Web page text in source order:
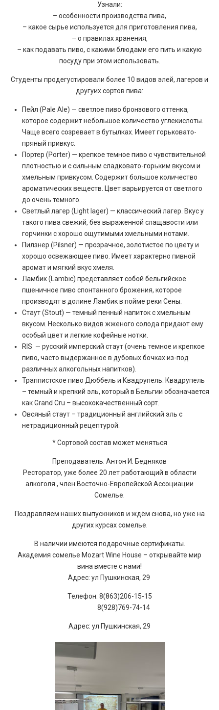
Узнали:
– особенности производства пива,
– какое сырье используется для приготовления пива,
– о правилах хранения,
– как подавать пиво, с какими блюдами его пить и какую
посуду при этом использовать.
Студенты продегустировали более 10 видов элей, лагеров и
другуих сортов пива:
Пейл (Pale Ale) — светлое пиво бронзового оттенка,
которое содержит небольшое количество углекислоты.
Чаще всего созревает в бутылках. Имеет горьковато-
пряный привкус.
Портер (Porter) — крепкое темное пиво с чувствительной
плотностью и с сильным сладковато-горьким вкусом и
хмельным привкусом. Содержит большое количество
ароматических веществ. Цвет варьируется от светлого
до очень темного.
Светлый лагер (Light lager) — классический лагер. Вкус у
такого пива свежий, без выраженной слащавости или
горчинки с хорошо ощутимыми хмельными нотами.
Пилзнер (Pilsner) — прозрачное, золотистое по цвету и
хорошо освежающее пиво. Имеет характерно пивной
аромат и мягкий вкус хмеля.
Ламбик (Lambic) представляет собой бельгийское
пшеничное пиво спонтанного брожения, которое
производят в долине Ламбик в пойме реки Сены.
Стаут (Stout) — темный пенный напиток с хмельным
вкусом. Несколько видов жженого солода придают ему
особый цвет и легкие кофейные нотки.
RIS — русский имперский стаут (очень темное и крепкое
пиво, часто выдержанное в дубовых бочках из-под
различных алкогольных напитков).
Траппистское пиво Дюббель и Квадрупель. Квадрупель
– темный и крепкий эль, который в Бельгии обозначается
как Grand Cru – высококачественный сорт.
Овсяный стаут – традиционный английский эль с
нетрадиционный рецептурой.
* Сортовой состав может меняться
Преподаватель: Антон И. Бедняков
Ресторатор, уже более 20 лет работающий в области
алкоголя , член Восточно-Европейской Ассоциации
Сомелье.
Поздравляем наших выпускников и ждём снова, но уже на
других курсах сомелье.
В наличии имеются подарочные сертификаты.
Академия сомелье Mozart Wine House – открывайте мир
вина вместе с нами!
Адрес: ул Пушкинская, 29
Телефон: 8(863)206-15-15
8(928)769-74-14
Адрес: ул Пушкинская, 29